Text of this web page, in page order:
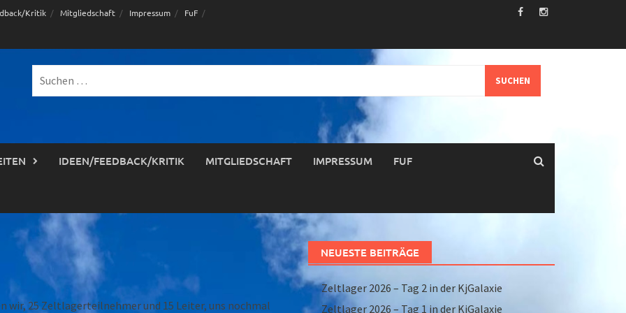
Kritik Mitgliedschaft Impressum FuF
nach:
IDEEN/FEEDBACK/KRITIK MITGLIEDSCHAFT IMPRESSUM FUF
wir, 25 Zeltlagerteilnehmer und 15 Leiter, uns nochmal
NEUESTE BEITRÄGE
Zeltlager 2026 – Tag 2 in der KjGalaxie
Zeltlager 2026 – Tag 1 in der KjGalaxie